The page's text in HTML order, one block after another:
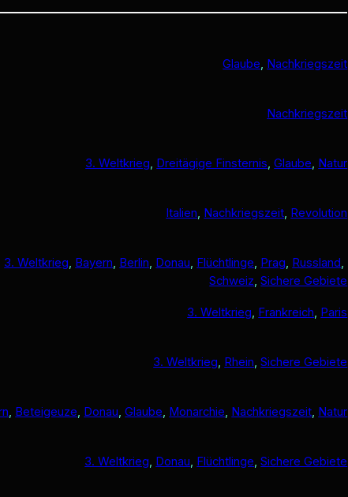
Glaube, Nachkriegszeit
Nachkriegszeit
3. Weltkrieg, Dreitägige Finsternis, Glaube, Natur
Italien, Nachkriegszeit, Revolution
3. Weltkrieg, Bayern, Berlin, Donau, Flüchtlinge, Prag, Russland,
Schweiz, Sichere Gebiete
3. Weltkrieg, Frankreich, Paris
3. Weltkrieg, Rhein, Sichere Gebiete
, Beteigeuze, Donau, Glaube, Monarchie, Nachkriegszeit, Natur
3. Weltkrieg, Donau, Flüchtlinge, Sichere Gebiete